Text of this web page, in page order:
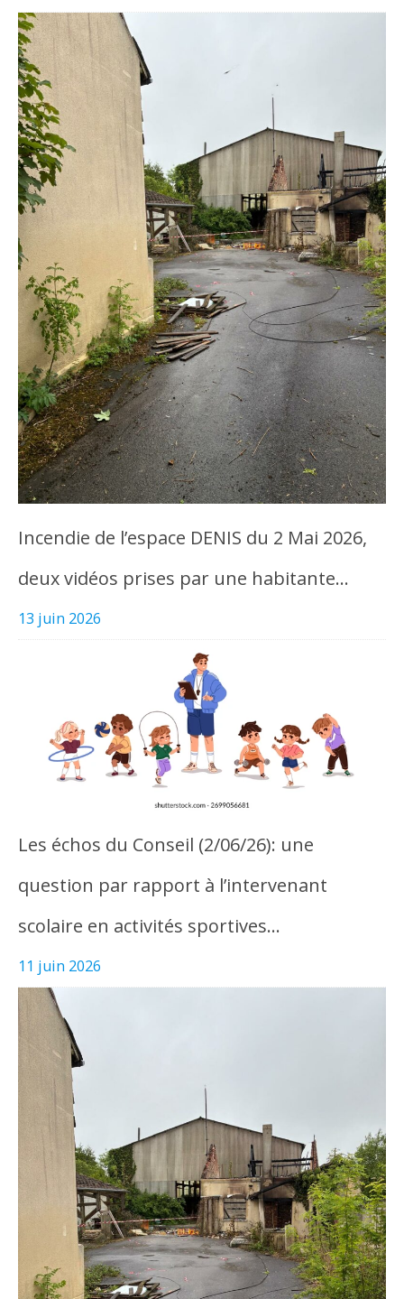
Incendie de l’espace DENIS du 2 Mai 2026,
deux vidéos prises par une habitante…
13 juin 2026
Les échos du Conseil (2/06/26): une
question par rapport à l’intervenant
scolaire en activités sportives…
11 juin 2026